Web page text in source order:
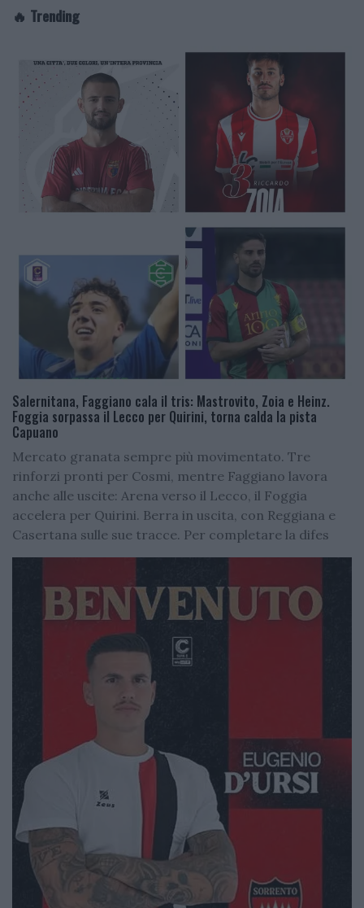
🔥 Trending
Salernitana, Faggiano cala il tris: Mastrovito, Zoia e Heinz.
Foggia sorpassa il Lecco per Quirini, torna calda la pista
Capuano
Mercato granata sempre più movimentato. Tre
rinforzi pronti per Cosmi, mentre Faggiano lavora
anche alle uscite: Arena verso il Lecco, il Foggia
accelera per Quirini. Berra in uscita, con Reggiana e
Casertana sulle sue tracce. Per completare la difes